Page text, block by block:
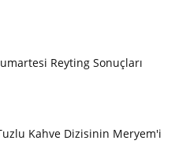
Reyting Sonuçları
Kahve Dizisinin Meryem'i